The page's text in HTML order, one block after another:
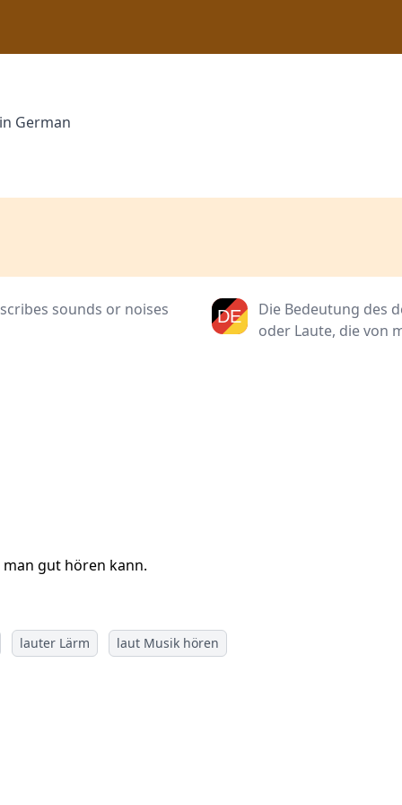
German
sounds or noises
Die Bedeutung des
oder Laute, die von
man gut hören kann.
lauter Lärm laut Musik hören